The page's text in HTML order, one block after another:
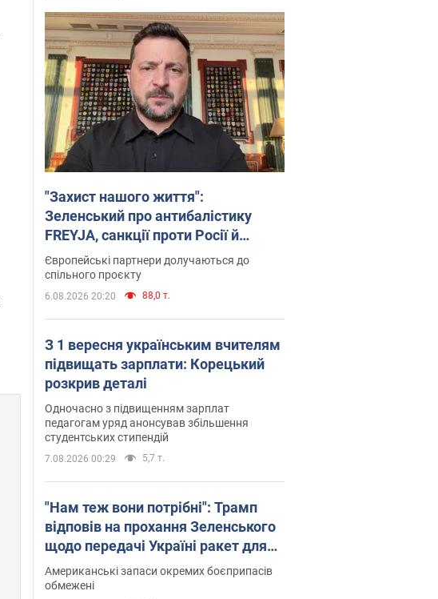
"Захист нашого життя":
Зеленський про антибалістику
FREYJA, санкції проти Росії й
підтримку аграріїв. Відео
Європейські партнери долучаються до
спільного проєкту
6.08.2026 20:20 88,0 т.
З 1 вересня українським вчителям
підвищать зарплати: Корецький
розкрив деталі
Одночасно з підвищенням зарплат
педагогам уряд анонсував збільшення
студентських стипендій
7.08.2026 00:29 5,7 т.
"Нам теж вони потрібні": Трамп
відповів на прохання Зеленського
щодо передачі Україні ракет для
Patriot
Американські запаси окремих боєприпасів
обмежені